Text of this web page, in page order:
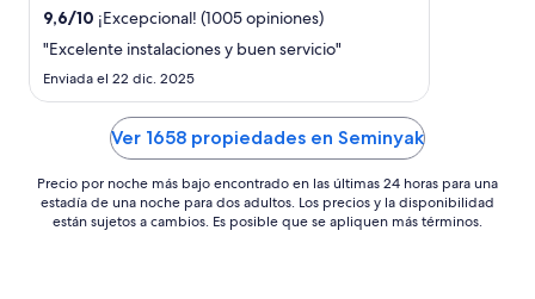
de
9,6/10 ¡Excepcional! (1005 opiniones)
"Excelente instalaciones y buen servicio"
Enviada el 22 dic. 2025
Ver 1658 propiedades en Seminyak
Precio por noche más bajo encontrado en las últimas 24 horas para una
estadía de una noche para dos adultos. Los precios y la disponibilidad
están sujetos a cambios. Es posible que se apliquen más términos.